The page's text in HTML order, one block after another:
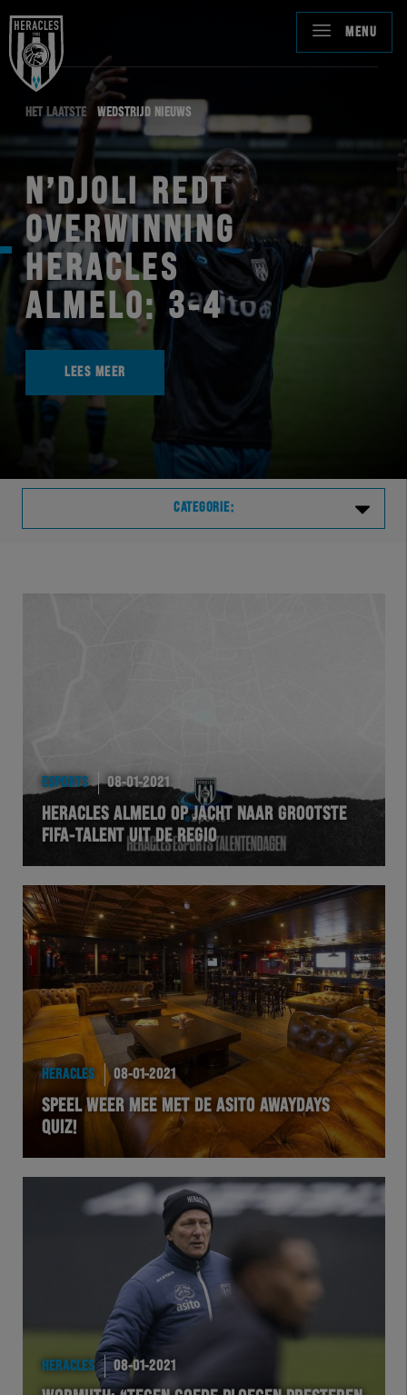
MENU
HET LAATSTE WEDSTRIJD NIEUWS
N’DJOLI REDT
OVERWINNING
HERACLES
ALMELO: 3-4
LEES MEER
CATEGORIE:
EXCHER
HERTEL
Natuurgras
Wedstrijd
Heracles
BusinessClub
Foundation
eSports
ESPORTS 08-01-2021
HERACLES ALMELO OP JACHT NAAR GROOTSTE
FIFA-TALENT UIT DE REGIO
HERACLES 08-01-2021
SPEEL WEER MEE MET DE ASITO AWAYDAYS
QUIZ!
HERACLES 08-01-2021